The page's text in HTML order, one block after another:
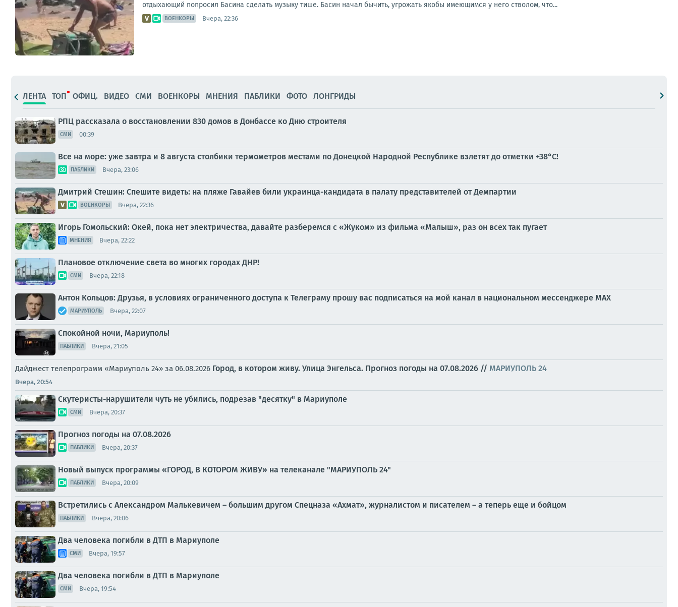
отдыхающий попросил Басина сделать музыку тише. Басин начал бычить, угрожать якобы имеющимся у него стволом, что...
ВОЕНКОРЫ Вчера, 22:36
ЛЕНТА ТОП ОФИЦ. ВИДЕО СМИ ВОЕНКОРЫ МНЕНИЯ ПАБЛИКИ ФОТО ЛОНГРИДЫ
РПЦ рассказала о восстановлении 830 домов в Донбассе ко Дню строителя
СМИ 00:39
Все на море: уже завтра и 8 августа столбики термометров местами по Донецкой Народной Республике взлетят до отметки +38°C!
ПАБЛИКИ Вчера, 23:06
Дмитрий Стешин: Спешите видеть: на пляже Гавайев били украинца-кандидата в палату представителей от Демпартии
ВОЕНКОРЫ Вчера, 22:36
Игорь Гомольский: Окей, пока нет электричества, давайте разберемся с «Жуком» из фильма «Малыш», раз он всех так пугает
МНЕНИЯ Вчера, 22:22
Плановое отключение света во многих городах ДНР!
СМИ Вчера, 22:18
Антон Кольцов: Друзья, в условиях ограниченного доступа к Телеграму прошу вас подписаться на мой канал в национальном мессенджере МАХ
МАРИУПОЛЬ Вчера, 22:07
Спокойной ночи, Мариуполь!
ПАБЛИКИ Вчера, 21:05
Дайджест телепрограмм «Мариуполь 24» за 06.08.2026 Город, в котором живу. Улица Энгельса. Прогноз погоды на 07.08.2026 // МАРИУПОЛЬ 24
Вчера, 20:54
Скутеристы-нарушители чуть не убились, подрезав "десятку" в Мариуполе
СМИ Вчера, 20:37
Прогноз погоды на 07.08.2026
ПАБЛИКИ Вчера, 20:37
Новый выпуск программы «ГОРОД, В КОТОРОМ ЖИВУ» на телеканале "МАРИУПОЛЬ 24"
ПАБЛИКИ Вчера, 20:09
Встретились с Александром Малькевичем – большим другом Спецназа «Ахмат», журналистом и писателем – а теперь еще и бойцом
ПАБЛИКИ Вчера, 20:06
Два человека погибли в ДТП в Мариуполе
СМИ Вчера, 19:57
Два человека погибли в ДТП в Мариуполе
СМИ Вчера, 19:54